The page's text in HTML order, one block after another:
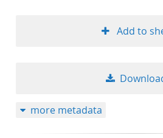
Add to
more metadata